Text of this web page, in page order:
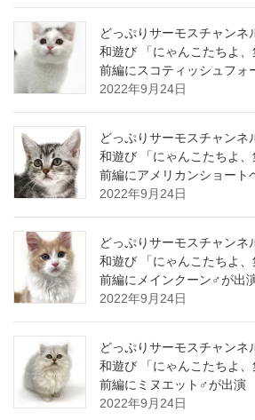
どっぷりサーモスチャンネ
和遊び 「にゃんこたちよ、
前編にスコティッシュフォ
2022年9月24日
どっぷりサーモスチャンネ
和遊び 「にゃんこたちよ、
前編にアメリカンショート
2022年9月24日
どっぷりサーモスチャンネ
和遊び 「にゃんこたちよ、
前編にメインクーン♂が出
2022年9月24日
どっぷりサーモスチャンネ
和遊び 「にゃんこたちよ、
前編にミヌエット♂が出演
2022年9月24日